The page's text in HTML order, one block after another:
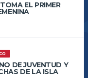
EL PRIMER
DE JUVENTUD Y
DE LA ISLA